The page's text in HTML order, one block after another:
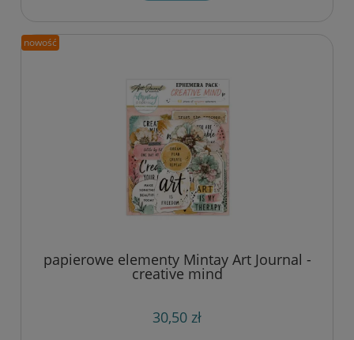
papierowe elementy Mintay Art Journal -
creative mind
30,50 zł
nowość